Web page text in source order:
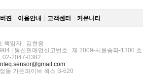
젼 이용안내 고객센터 커뮤니티
책임자 : 김현중
| 통신판매업신고번호 : 제 2009-서울송파-1300 호
02-2047-0382
동 가든파이브 웍스 B-620